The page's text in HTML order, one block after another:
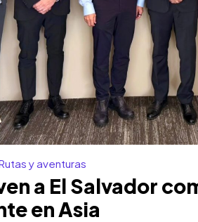
y aventuras
a El Salvador
en Asia